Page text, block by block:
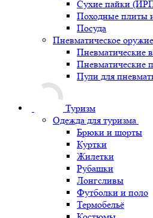
Сухие пайки
Походные плиты
Посуда
Пневматическое оружие
Пневматические
Пневматические
Пули для
Туризм
Одежда для туризма
Брюки и шорты
Куртки
Жилетки
Рубашки
Лонгсливы
Футболки и поло
Термобельё